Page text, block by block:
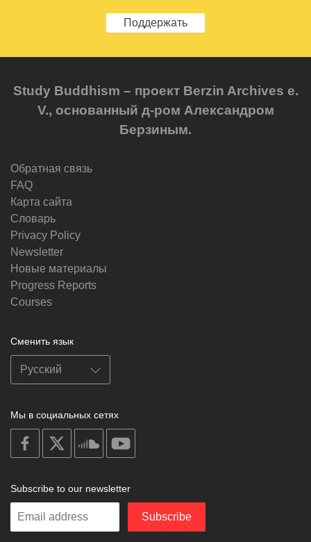
Поддержать
Study Buddhism – проект Berzin Archives e.
V., основанный д-ром Александром
Берзиным.
Обратная связь
FAQ
Карта сайта
Словарь
Privacy Policy
Newsletter
Новые материалы
Progress Reports
Courses
Сменить язык
Мы в социальных сетях
on
facebook
soundcloud
Subscribe to our newsletter
Enter
Subscribe